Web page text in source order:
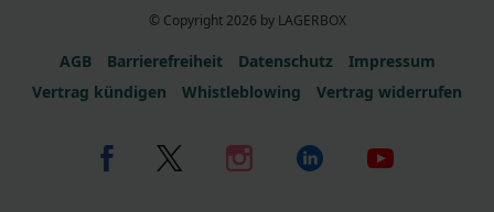
© Copyright 2026 by LAGERBOX
AGB Barrierefreiheit Datenschutz
Impressum
Vertrag kündigen
Whistleblowing Vertrag widerrufen